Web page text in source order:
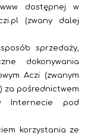
dostępnej w
(zwany dalej
sposób sprzedaży,
dokonywania
Aczi (zwanym
za pośrednictwem
Internecie pod
korzystania ze